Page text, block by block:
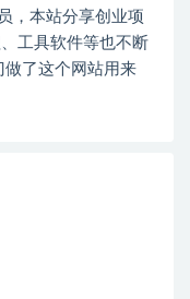
，本站分享创业项
工具软件等也不断
做了这个网站用来